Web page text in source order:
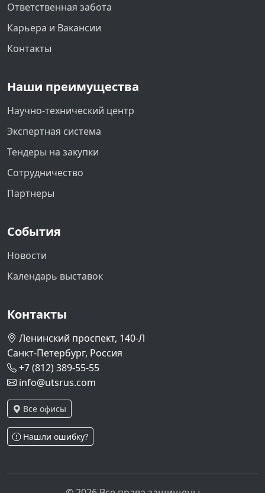
Ответственная забота
Карьера и Вакансии
Контакты
Наши преимущества
Научно-технический центр
Экспертная система
Тендеры на закупки
Сотрудничество
Партнеры
События
Новости
Календарь выставок
Контакты
Ленинский проспект, 140-Л
Санкт-Петербург, Россия
+7 (812) 389-55-55
info@utsrus.com
Все офисы
Нашли ошибку?